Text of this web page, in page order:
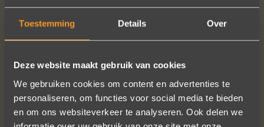
Toestemming Details Over
Deze website maakt gebruik van cookies
We gebruiken cookies om content en advertenties te
personaliseren, om functies voor social media te bieden
en om ons websiteverkeer te analyseren. Ook delen we
FOLLOW US ON SOCIAL MEDIA